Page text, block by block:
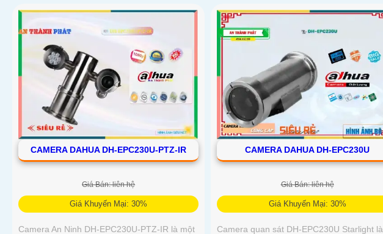
CAMERA DAHUA DH-EPC230U-PTZ-IR
Giá Bán: liên hệ
Giá Khuyến Mại: 30%
Camera An Ninh DH-EPC230U-PTZ-IR là một
CAMERA DAHUA DH-EPC230U
Giá Bán: liên hệ
Giá Khuyến Mại: 30%
Camera quan sát DH-EPC230U Starlight là